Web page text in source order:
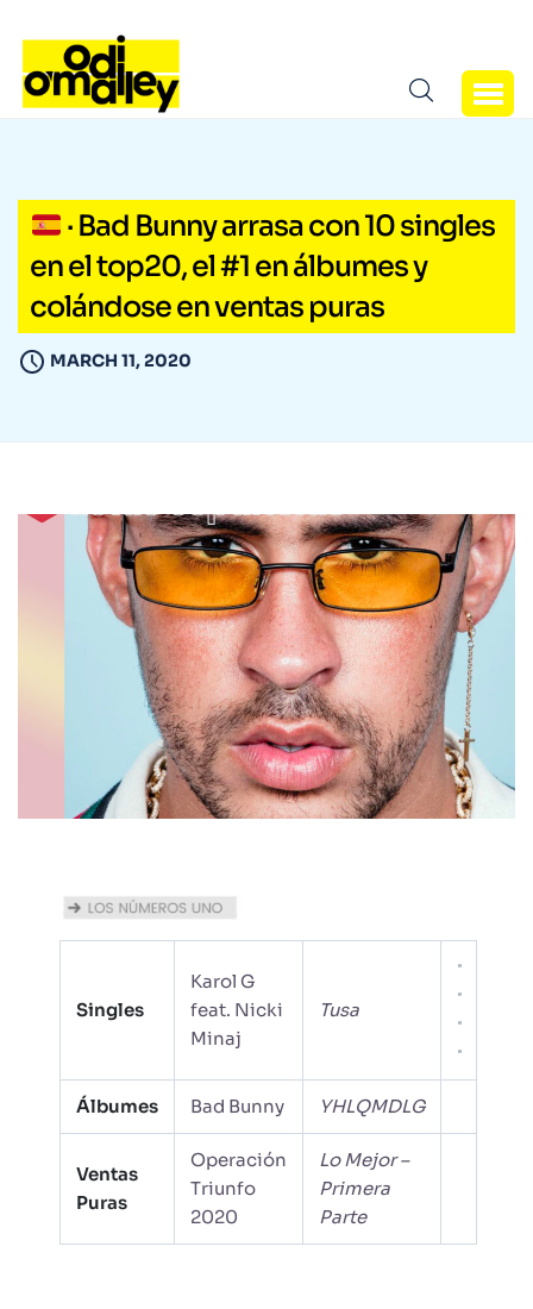
· Bad Bunny arrasa con 10 singles
en el top20, el #1 en álbumes y
colándose en ventas puras
MARCH 11, 2020
Singles
Karol G
feat. Nicki
Minaj
Tusa
Álbumes Bad Bunny YHLQMDLG
Ventas
Puras
Operación
Triunfo
2020
Lo Mejor –
Primera
Parte